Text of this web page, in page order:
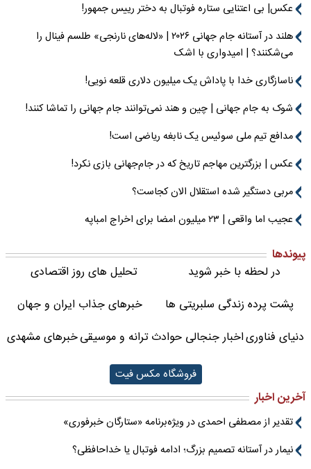
عکس| بی اعتنایی ستاره فوتبال به دختر رییس جمهور!
هلند در آستانه جام جهانی ۲۰۲۶ | «لاله‌های نارنجی» طلسم فینال را
می‌شکنند؟ | امیدواری با اشک
ناسازگاری خدا با پاداش یک میلیون دلاری قلعه نویی!
شوک به جام جهانی | چین و هند نمی‌توانند جام جهانی را تماشا کنند!
مدافع تیم ملی سوئیس یک نابغه ریاضی است!
عکس | بزرگترین مهاجم تاریخ که در جام‌جهانی بازی نکرد!
مربی دستگیر شده استقلال الان کجاست؟
عجیب اما واقعی | ۲۳ میلیون امضا برای اخراج امباپه
پیوندها
در لحظه با خبر شوید
تحلیل های روز اقتصادی
پشت پرده زندگی سلبریتی ها
خبرهای جذاب ایران و جهان
دنیای فناوریاخبار جنجالی حوادثترانه و موسیقیخبرهای مشهدی
فروشگاه مکس فیت
آخرین اخبار
تقدیر از مصطفی احمدی در ویژه‌برنامه «ستارگان خبرفوری»
نیمار در آستانه تصمیم بزرگ؛ ادامه فوتبال یا خداحافظی؟